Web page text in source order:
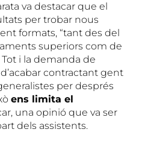
va destacar que el
per trobar nous
formats, “tant des del
superiors com de
i la demanda de
contractant gent
per després
ens limita el
una opinió que va ser
dels assistents.